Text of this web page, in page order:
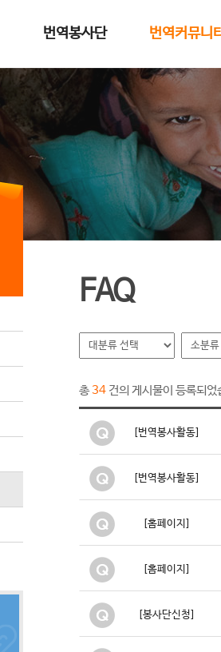
번역봉사단 번역커뮤니
FAQ
총34 건의 게시물이 등록되었
[번역봉사활동]
[번역봉사활동]
[홈페이지]
[홈페이지]
[봉사단신청]